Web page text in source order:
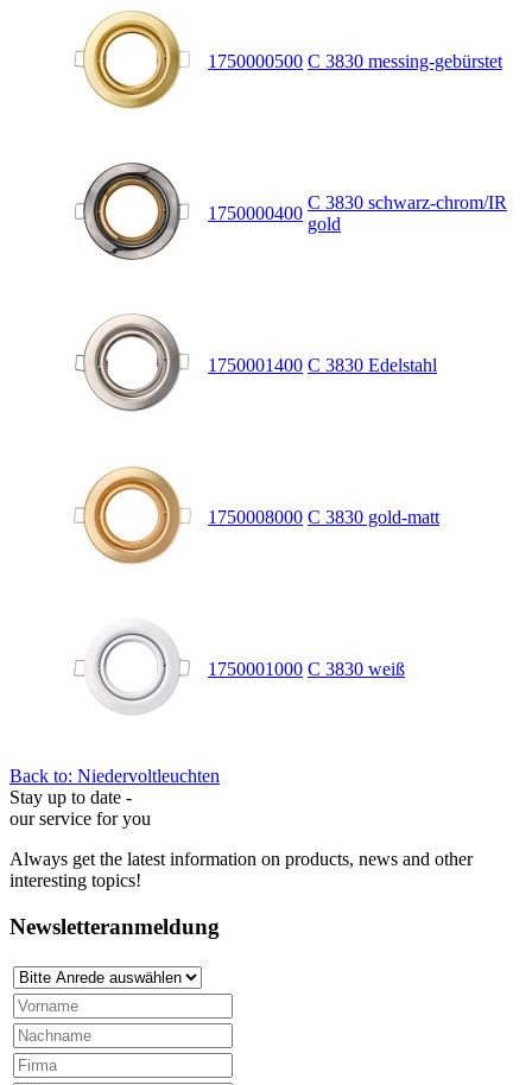
1750000500 C 3830 messing-gebürstet
1750000400
C 3830 schwarz-chrom/IR
gold
1750001400 C 3830 Edelstahl
1750008000 C 3830 gold-matt
1750001000 C 3830 weiß
Back to: Niedervoltleuchten
Stay up to date -
our service for you
Always get the latest information on products, news and other
interesting topics!
Newsletteranmeldung